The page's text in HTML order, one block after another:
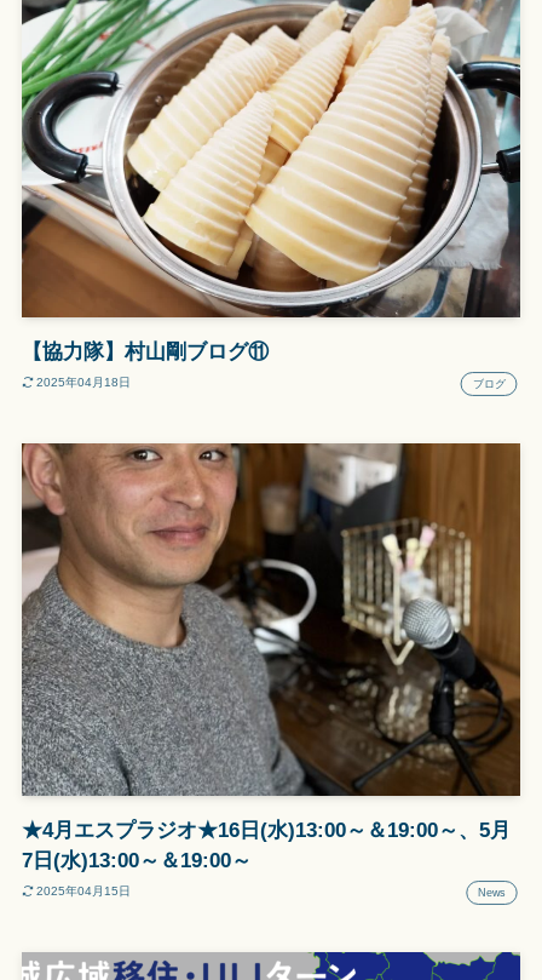
【協力隊】村山剛ブログ⑪
2025年04月18日 ブログ
★4月エスプラジオ★16日(水)13:00～＆19:00～、5月
7日(水)13:00～＆19:00～
2025年04月15日 News